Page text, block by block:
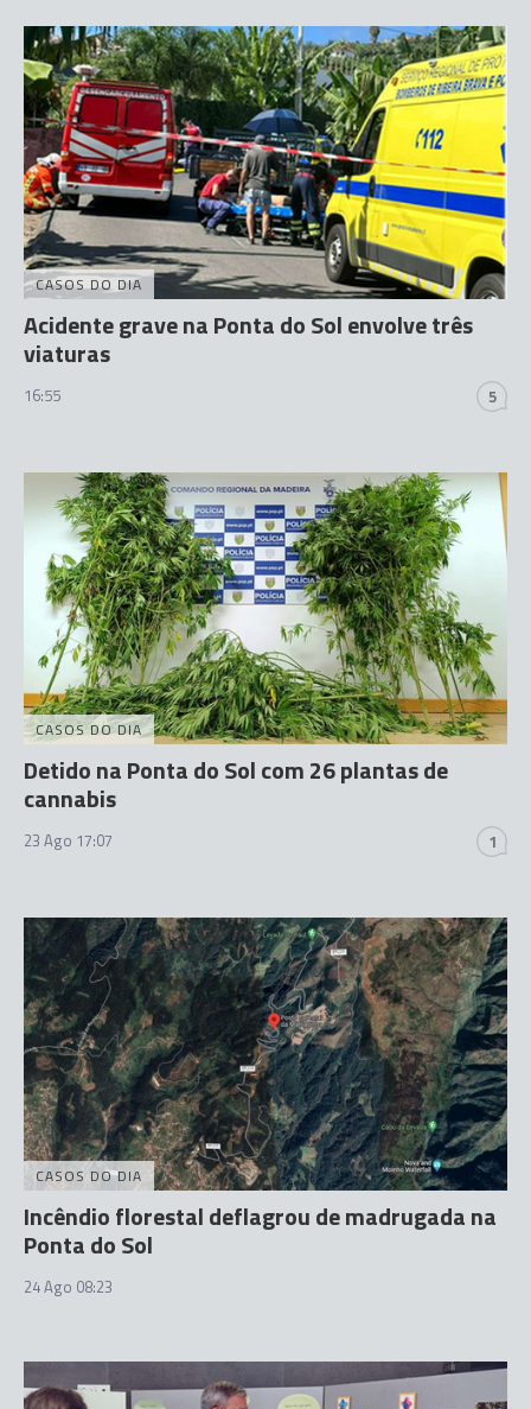
CASOS DO DIA
Acidente grave na Ponta do Sol envolve três
viaturas
16:55 5
CASOS DO DIA
Detido na Ponta do Sol com 26 plantas de
cannabis
23 Ago 17:07 1
CASOS DO DIA
Incêndio florestal deflagrou de madrugada na
Ponta do Sol
24 Ago 08:23